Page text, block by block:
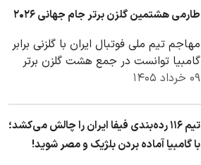
طارمی هشتمین گلزن برتر جام جهانی ۲۰۲۶
مهاجم تیم ملی فوتبال ایران با گلزنی برابر
گامبیا توانست در جمع هشت گلزن برتر
۰۹ خرداد ۱۴۰۵
تیم ۱۱۶ رده‌بندی فیفا ایران را چالش می‌کشد؛
با گامبیا آماده بردن بلژیک و مصر شوید!